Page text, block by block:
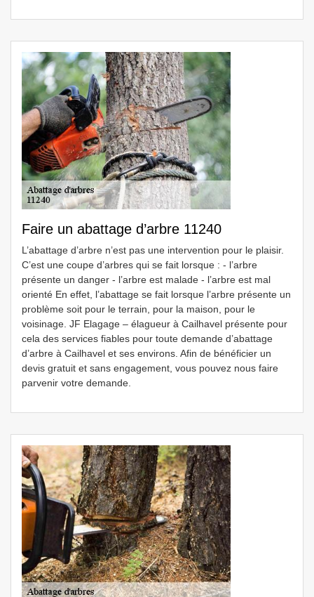
Faire un abattage d’arbre 11240
L’abattage d’arbre n’est pas une intervention pour le plaisir.
C’est une coupe d’arbres qui se fait lorsque : - l’arbre
présente un danger - l’arbre est malade - l’arbre est mal
orienté En effet, l’abattage se fait lorsque l’arbre présente un
problème soit pour le terrain, pour la maison, pour le
voisinage. JF Elagage – élagueur à Cailhavel présente pour
cela des services fiables pour toute demande d’abattage
d’arbre à Cailhavel et ses environs. Afin de bénéficier un
devis gratuit et sans engagement, vous pouvez nous faire
parvenir votre demande.